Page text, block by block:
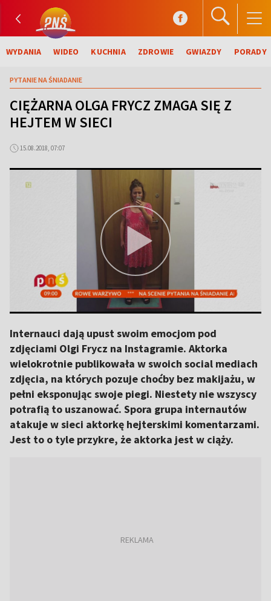
WYDANIA WIDEO KUCHNIA ZDROWIE GWIAZDY PORADY
PYTANIE NA ŚNIADANIE
CIĘŻARNA OLGA FRYCZ ZMAGA SIĘ Z
HEJTEM W SIECI
15.08.2018, 07:07
Internauci dają upust swoim emocjom pod
zdjęciami Olgi Frycz na Instagramie. Aktorka
wielokrotnie publikowała w swoich social mediach
zdjęcia, na których pozuje choćby bez makijażu, w
pełni eksponując swoje piegi. Niestety nie wszyscy
potrafią to uszanować. Spora grupa internautów
atakuje w sieci aktorkę hejterskimi komentarzami.
Jest to o tyle przykre, że aktorka jest w ciąży.